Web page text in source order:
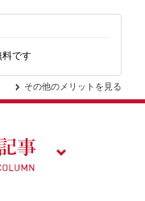
料です
その他のメリットを見る